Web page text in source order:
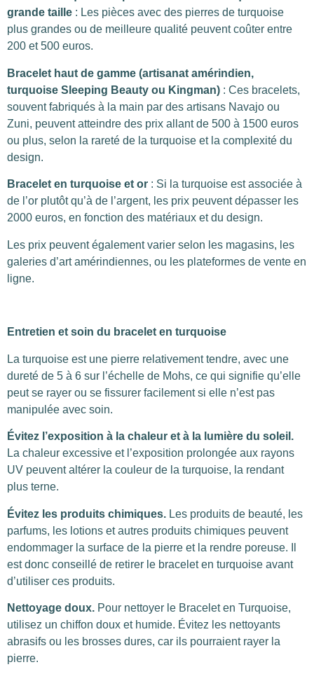
grande taille : Les pièces avec des pierres de turquoise
plus grandes ou de meilleure qualité peuvent coûter entre
200 et 500 euros.
Bracelet haut de gamme (artisanat amérindien,
turquoise Sleeping Beauty ou Kingman) : Ces bracelets,
souvent fabriqués à la main par des artisans Navajo ou
Zuni, peuvent atteindre des prix allant de 500 à 1500 euros
ou plus, selon la rareté de la turquoise et la complexité du
design.
Bracelet en turquoise et or : Si la turquoise est associée à
de l’or plutôt qu’à de l’argent, les prix peuvent dépasser les
2000 euros, en fonction des matériaux et du design.
Les prix peuvent également varier selon les magasins, les
galeries d’art amérindiennes, ou les plateformes de vente en
ligne.
Entretien et soin du bracelet en turquoise
La turquoise est une pierre relativement tendre, avec une
dureté de 5 à 6 sur l’échelle de Mohs, ce qui signifie qu’elle
peut se rayer ou se fissurer facilement si elle n’est pas
manipulée avec soin.
Évitez l’exposition à la chaleur et à la lumière du soleil.
La chaleur excessive et l’exposition prolongée aux rayons
UV peuvent altérer la couleur de la turquoise, la rendant
plus terne.
Évitez les produits chimiques. Les produits de beauté, les
parfums, les lotions et autres produits chimiques peuvent
endommager la surface de la pierre et la rendre poreuse. Il
est donc conseillé de retirer le bracelet en turquoise avant
d’utiliser ces produits.
Nettoyage doux. Pour nettoyer le Bracelet en Turquoise,
utilisez un chiffon doux et humide. Évitez les nettoyants
abrasifs ou les brosses dures, car ils pourraient rayer la
pierre.